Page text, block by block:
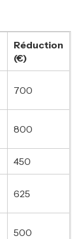
Réduction
(€)
700
800
450
625
500